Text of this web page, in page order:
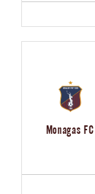
Monagas FC